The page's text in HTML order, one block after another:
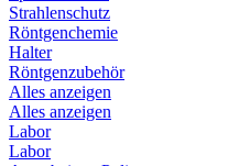
Strahlenschutz
Röntgenchemie
Halter
Röntgenzubehör
Alles anzeigen
Alles anzeigen
Labor
Labor